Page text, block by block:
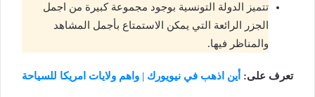
تتميز الدولة التونسية بوجود مجموعة كبيرة من اجمل
الجزر الرائعة التي يمكن الاستمتاع بأجمل المشاهد
والمناظر فيها.
تعرف على: أين اذهب في نيويورك | واهم ولايات امريكا للسياحة